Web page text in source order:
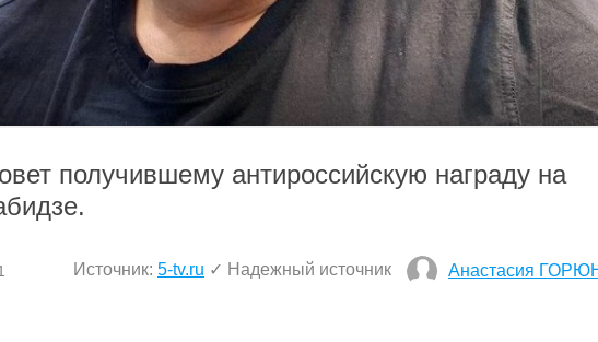
получившему антироссийскую награду на
Источник: 5-tv.ru ✓ Надежный источник Анастасия